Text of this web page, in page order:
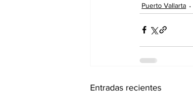
Puerto Vallarta
Entradas recientes